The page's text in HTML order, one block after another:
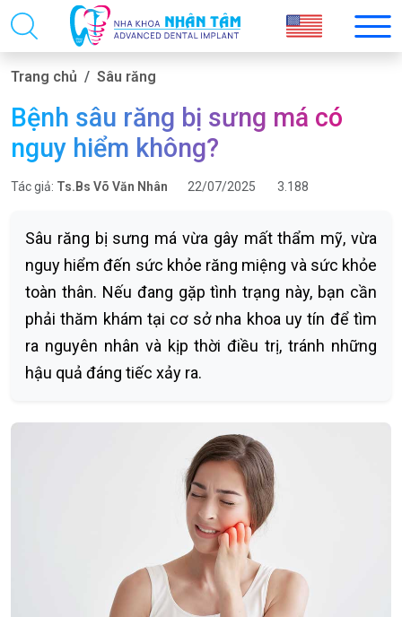
Trang chủ Sâu răng
Bệnh sâu răng bị sưng má có
nguy hiểm không?
Tác giả: Ts.Bs Võ Văn Nhân 22/07/2025 3.188
Sâu răng bị sưng má vừa gây mất thẩm mỹ, vừa
nguy hiểm đến sức khỏe răng miệng và sức khỏe
toàn thân. Nếu đang gặp tình trạng này, bạn cần
phải thăm khám tại cơ sở nha khoa uy tín để tìm
ra nguyên nhân và kịp thời điều trị, tránh những
hậu quả đáng tiếc xảy ra.